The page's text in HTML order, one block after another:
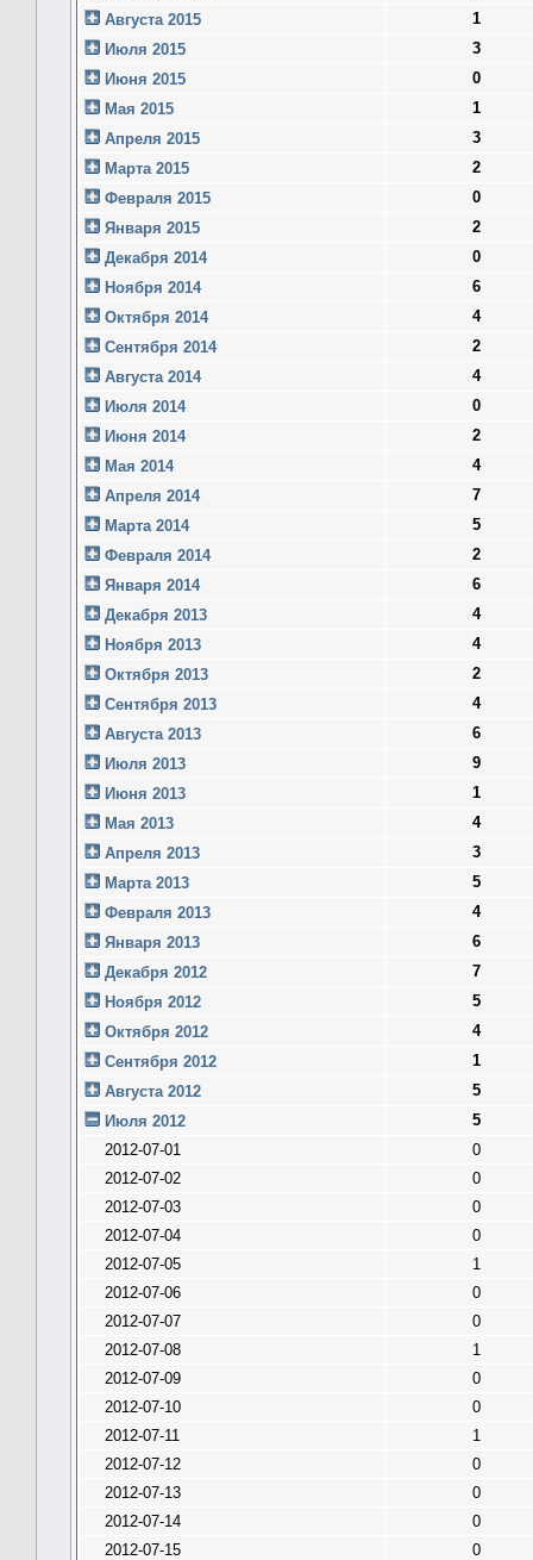
Августа 2015
1
Июля 2015
3
Июня 2015
0
Мая 2015
1
Апреля 2015
3
Марта 2015
2
Февраля 2015
0
Января 2015
2
Декабря 2014
0
Ноября 2014
6
Октября 2014
4
Сентября 2014
2
Августа 2014
4
Июля 2014
0
Июня 2014
2
Мая 2014
4
Апреля 2014
7
Марта 2014
5
Февраля 2014
2
Января 2014
6
Декабря 2013
4
Ноября 2013
4
Октября 2013
2
Сентября 2013
4
Августа 2013
6
Июля 2013
9
Июня 2013
1
Мая 2013
4
Апреля 2013
3
Марта 2013
5
Февраля 2013
4
Января 2013
6
Декабря 2012
7
Ноября 2012
5
Октября 2012
4
Сентября 2012
1
Августа 2012
5
Июля 2012
5
2012-07-01
0
2012-07-02
0
2012-07-03
0
2012-07-04
0
2012-07-05
1
2012-07-06
0
2012-07-07
0
2012-07-08
1
2012-07-09
0
2012-07-10
0
2012-07-11
1
2012-07-12
0
2012-07-13
0
2012-07-14
0
2012-07-15
0